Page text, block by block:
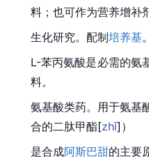
料；也可作为营养增补
生化研究。配制培养基
L-苯丙氨酸是必需的氨
料。
氨基酸类药。用于氨基
合的二肽甲酯[zhǐ] ）
是合成阿斯巴甜的主要